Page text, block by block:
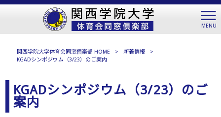
MENU
関西学院大学体育会同窓倶楽部 HOME > 新着情報
>
KGADシンポジウム（3/23）のご案内
KGADシンポジウム（3/23）のご
案内